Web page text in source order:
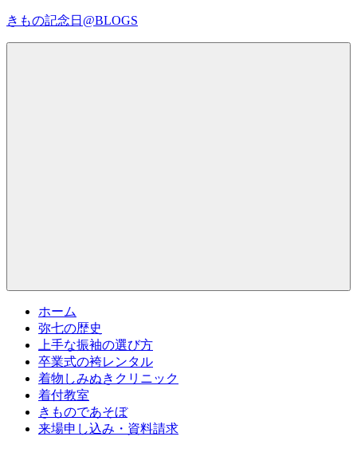
コ
きもの記念日@BLOGS
す。
ホーム
弥七の歴史
上手な振袖の選び方
卒業式の袴レンタル
着物しみぬきクリニック
着付教室
きものであそぼ
来場申し込み・資料請求